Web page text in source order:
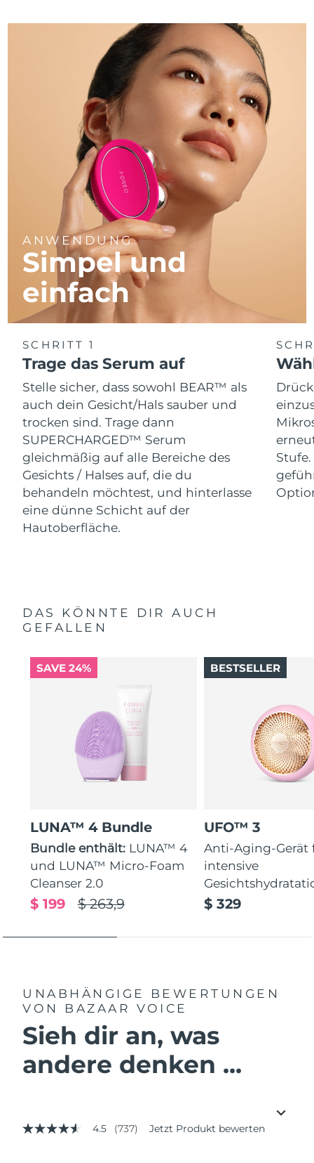
ANWENDUNG
Simpel und
einfach
SCHRITT 1
Trage das Serum auf
Stelle sicher, dass sowohl BEAR™ als
auch dein Gesicht/Hals sauber und
trocken sind. Trage dann
SUPERCHARGED™ Serum
gleichmäßig auf alle Bereiche des
Gesichts / Halses auf, die du
behandeln möchtest, und hinterlasse
eine dünne Schicht auf der
Hautoberfläche.
DAS KÖNNTE DIR AUCH
GEFALLEN
SAVE 24%
LUNA™ 4 Bundle
Bundle enthält: LUNA™ 4
und LUNA™ Micro-Foam
Cleanser 2.0
$ 263,9
$ 199
UFO™ 3
Anti-Aging-Gerät
intensive
$ 329
BESTSELLER
UNABHÄNGIGE BEWERTUNGEN
VON BAZAAR VOICE
Sieh dir an, was
andere denken ...
4.5
4.5 (737) Jetzt Produkt bewerten